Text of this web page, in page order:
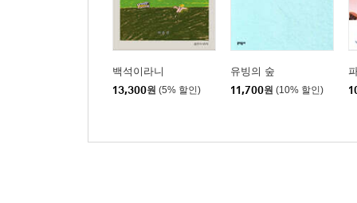
백석이라니
13,300원 (5% 할인)
유빙의 숲
11,700원 (10% 할인)